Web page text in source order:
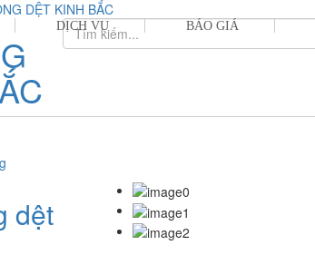
DỆT KINH BẮC
DỊCH VỤ BÁO GIÁ
dệt